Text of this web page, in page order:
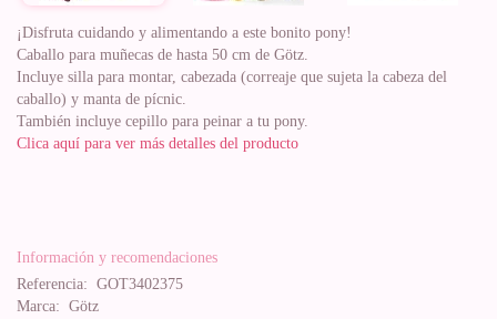
¡Disfruta cuidando y alimentando a este bonito pony!
Caballo para muñecas de hasta 50 cm de Götz.
Incluye silla para montar, cabezada (correaje que sujeta la cabeza del
caballo) y manta de pícnic.
También incluye cepillo para peinar a tu pony.
Clica aquí para ver más detalles del producto
Información y recomendaciones
Referencia: GOT3402375
Marca: Götz